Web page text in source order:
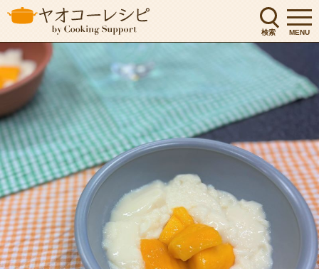
検索 MENU